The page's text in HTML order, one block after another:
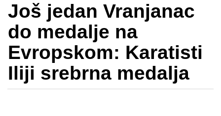
Još jedan Vranjanac
do medalje na
Evropskom: Karatisti
Iliji srebrna medalja